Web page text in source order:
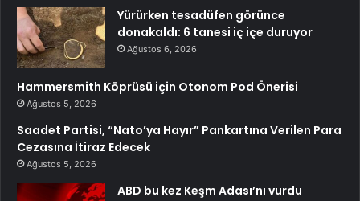
Yürürken tesadüfen görünce
donakaldı: 6 tanesi iç içe duruyor
Ağustos 6, 2026
Hammersmith Köprüsü için Otonom Pod Önerisi
Ağustos 5, 2026
Saadet Partisi, “Nato’ya Hayır” Pankartına Verilen Para
Cezasına İtiraz Edecek
Ağustos 5, 2026
ABD bu kez Keşm Adası’nı vurdu